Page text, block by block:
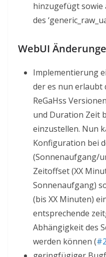
hinzugefügt sowie
des
WebUI
Implementierung
der es nun erlaubt
ReGaHss
und Duration Zeit
einzustellen. Nun
Konfiguration bei
(Sonnenaufgang/
Zeitoffset (XX
Sonnenaufgang)
(bis XX Minuten)
entsprechende
Abhängigkeit des
werden können (